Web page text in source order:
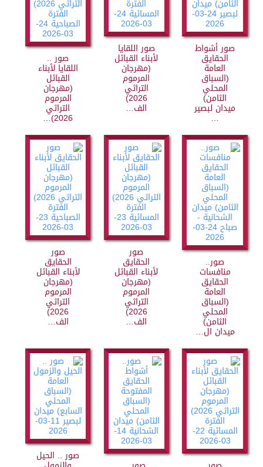
صور أشواط
الحقايق
العامة
(السباق
المحلي
الثامن)
ميدان لبصير
…
صور اللقايا
لأبناء القبائل
(مهرجان
المرموم
التراثي
2026)
الف…
صور ..
اللقايا لأبناء
القبائل
(مهرجان
المرموم
التراثي
2026)…
صور..
منافسات
الحقايق
العامة
(السباق
المحلي
الثامن)
ميدان ال…
صور
الحقايق
لأبناء القبائل
(مهرجان
المرموم
التراثي
2026)
الف…
صور
الحقايق
لأبناء القبائل
(مهرجان
المرموم
التراثي
2026)
الف…
صور .. الحيل